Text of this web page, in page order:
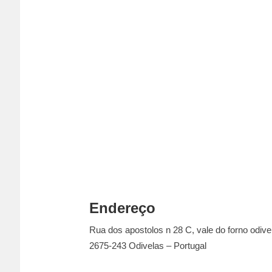
Endereço
Rua dos apostolos n 28 C, vale do forno
2675-243 Odivelas – Portugal